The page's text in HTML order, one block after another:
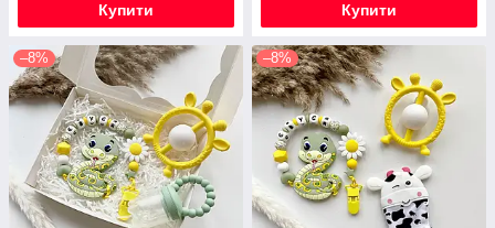
Купити Купити
–8% –8%